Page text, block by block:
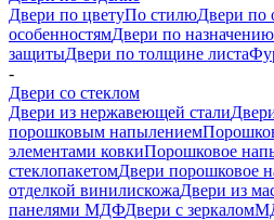
Двери по цветуПо стилюДвери по
особенностямДвери по назначению
защитыДвери по толщине листа
-
Двери со стеклом
Двери из нержавеющей стали
порошковым напылением
элементами ковкиПорошковое
стеклопакетомДвери порошковое
отделкой винилискожаДвери из
панелями МДФДвери с зеркалом